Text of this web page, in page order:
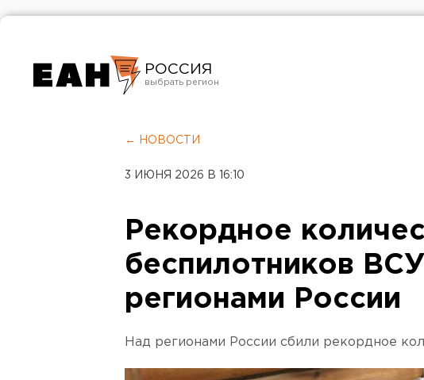
РОССИЯ
Челябинск
← НОВОСТИ
3 ИЮНЯ 2026 В 16:10
Рекордное
беспилотников
регионами России
Над регионами России сбили рекордное